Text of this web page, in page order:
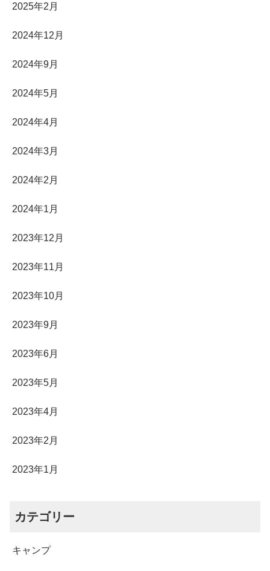
2025年2月
2024年12月
2024年9月
2024年5月
2024年4月
2024年3月
2024年2月
2024年1月
2023年12月
2023年11月
2023年10月
2023年9月
2023年6月
2023年5月
2023年4月
2023年2月
2023年1月
カテゴリー
キャンプ